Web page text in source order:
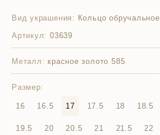
Вид украшения: Кольцо обручальное
Артикул: 03639
Металл: красное золото 585
Размер:
16 16.5 17 17.5 18 18.5
19.5 20 20.5 21 21.5 22